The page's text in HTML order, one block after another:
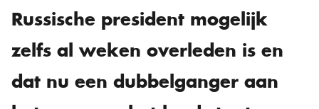
Russische president mogelijk
zelfs al weken overleden is en
dat nu een dubbelganger aan